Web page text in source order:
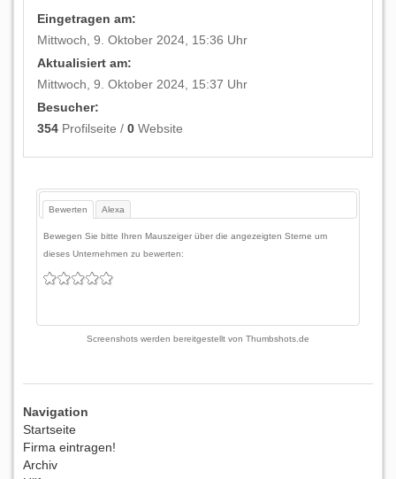
Eingetragen am:
Mittwoch, 9. Oktober 2024, 15:36 Uhr
Aktualisiert am:
Mittwoch, 9. Oktober 2024, 15:37 Uhr
Besucher:
354 Profilseite /0 Website
Bewerten Alexa
Bewegen Sie bitte Ihren Mauszeiger über die angezeigten Sterne um
dieses Unternehmen zu bewerten:
Screenshots werden bereitgestellt von Thumbshots.de
Navigation
Startseite
Firma eintragen!
Archiv